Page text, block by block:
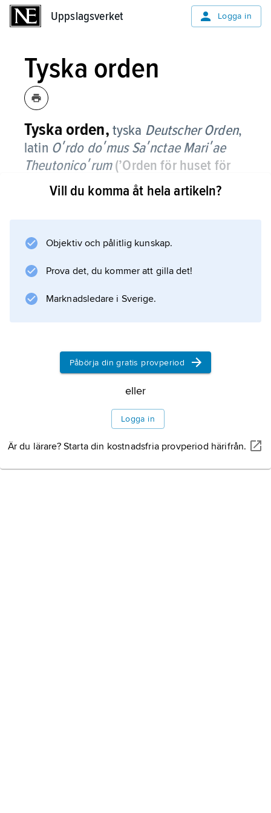
Uppslagsverket Logga in
Tyska orden
Tyska orden, tyska Deutscher Orden,
latin Oʹrdo doʹmus Saʹnctae Mariʹae
Theutonicoʹrum (’Orden för huset för
tyskarnas Sankta Maria’),
andlig
riddarorden grundad av köpmän från
av Acre (nuvarande Akko) 1189–90.
Dess funktion var ursprungligen
sjukvårdande, men från 1198 var Tyska orden
en militär orden, vars medlemmar bar svart
Arkitektur
Litteraturanvisning
Vill du komma åt hela artikeln?
Objektiv och pålitlig kunskap.
Prova det, du kommer att gilla det!
Marknadsledare i Sverige.
Påbörja din gratis provperiod
eller
Logga in
Är du lärare? Starta din kostnadsfria provperiod härifrån.